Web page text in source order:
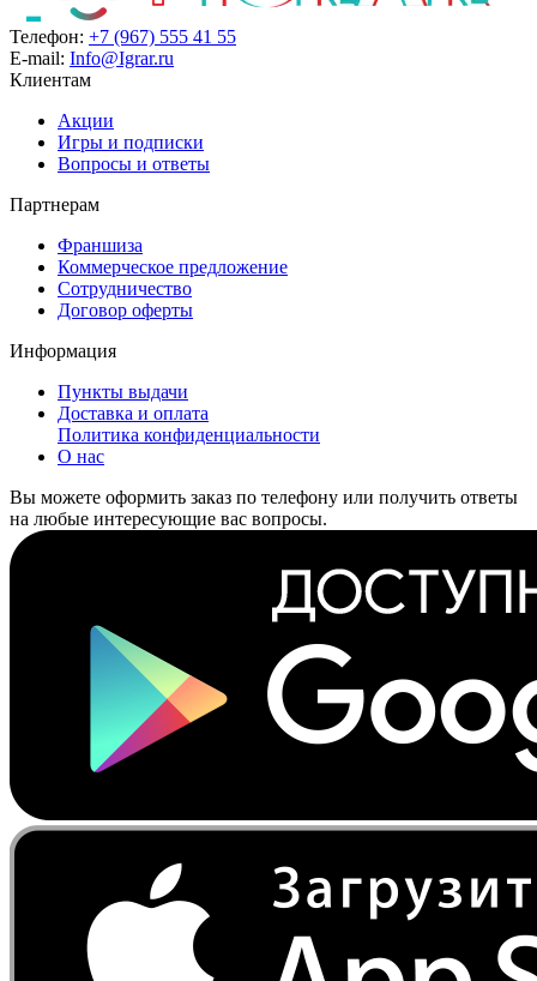
Телефон: +7 (967) 555 41 55
E-mail: Info@Igrar.ru
Клиентам
Акции
Игры и подписки
Вопросы и ответы
Партнерам
Франшиза
Коммерческое предложение
Сотрудничество
Договор оферты
Информация
Пункты выдачи
Доставка и оплата
Политика конфиденциальности
О нас
Вы можете оформить заказ по телефону или получить ответы
на любые интересующие вас вопросы.